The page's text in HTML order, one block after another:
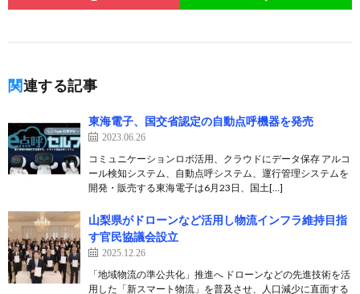
関連する記事
東海電子、国交省認定の自動点呼機器を発売
2023.06.26
コミュニケーションロボ活用、クラウドにデータ保存 アルコ
ール検知システム、自動点呼システム、運行管理システムを
開発・販売する東海電子は6月23日、国土[…]
山梨県がドローンなど活用し物流インフラ維持目指
す官民協議会設立
2025.12.26
「地域物流の準公共化」推進へ ドローンなどの先進技術を活
用した「新スマート物流」を普及させ、人口減少に直面する